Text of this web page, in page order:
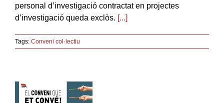
personal d’investigació contractat en projectes
d’investigació queda exclòs. [...]
Tags: Conveni col·lectiu